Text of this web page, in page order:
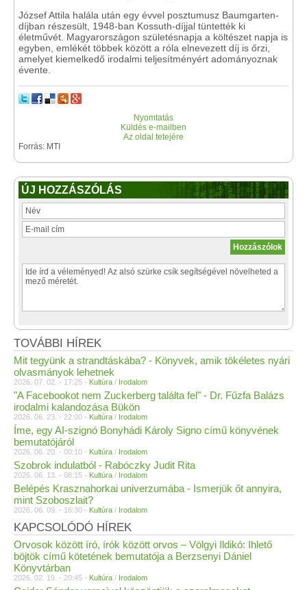
József Attila halála után egy évvel posztumusz Baumgarten-
díjban részesült, 1948-ban Kossuth-díjjal tüntették ki
életművét. Magyarországon születésnapja a költészet napja is
egyben, emlékét többek között a róla elnevezett díj is őrzi,
amelyet kiemelkedő irodalmi teljesítményért adományoznak
évente.
Nyomtatás
Küldés e-mailben
Az oldal tetejére
Forrás: MTI
ÚJ HOZZÁSZÓLÁS
TOVÁBBI HÍREK
Mit tegyünk a strandtáskába? - Könyvek, amik tökéletes nyári
olvasmányok lehetnek
2026. 07. 02. - 17:25 - Kultúra / Irodalom
"A Facebookot nem Zuckerberg találta fel" - Dr. Fűzfa Balázs
irodalmi kalandozása Bükön
2026. 06. 23. - 22:00 - Kultúra / Irodalom
Íme, egy AI-szignó Bonyhádi Károly Signo című könyvének
bemutatójáról
2026. 06. 20. - 00:10 - Kultúra / Irodalom
Szobrok indulatból - Rabóczky Judit Rita
2026. 06. 13. - 08:15 - Kultúra / Irodalom
Belépés Krasznahorkai univerzumába - Ismerjük őt annyira,
mint Szoboszlait?
2026. 06. 09. - 16:30 - Kultúra / Irodalom
KAPCSOLÓDÓ HÍREK
Orvosok között író, írók között orvos – Völgyi Ildikó: Ihlető
böjtök című kötetének bemutatója a Berzsenyi Dániel
Könyvtárban
2026. 02. 19. - 20:45 - Kultúra / Irodalom